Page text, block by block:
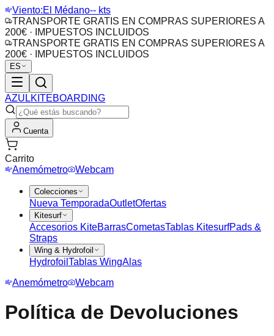
Viento:El Médano-- kts
TRANSPORTE GRATIS EN COMPRAS SUPERIORES A
200€ · IMPUESTOS INCLUIDOS
TRANSPORTE GRATIS EN COMPRAS SUPERIORES A
200€ · IMPUESTOS INCLUIDOS
ES
AZULKITEBOARDING
Cuenta
Carrito
Anemómetro
Webcam
Colecciones
Nueva TemporadaOutletOfertas
Kitesurf
Accesorios KiteBarrasCometasTablas KitesurfPads &
Straps
Wing & Hydrofoil
Hydrofoil Tablas WingAlas
Anemómetro
Webcam
Política de Devoluciones